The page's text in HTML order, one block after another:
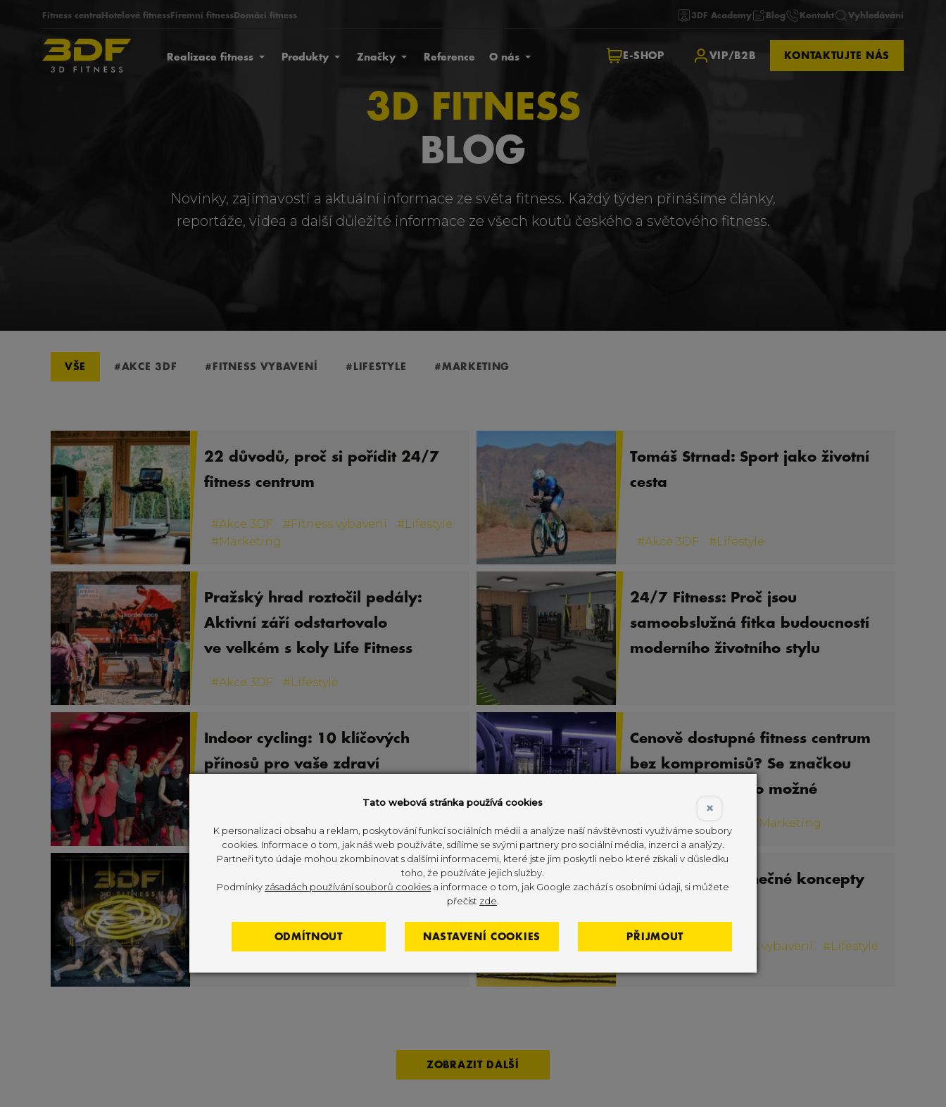
3DF Academy Blog Kontakt Vyhledávání
Fitness centra Hotelové fitness Firemní fitness Domácí fitness
Realizace fitness Produkty Značky Reference O nás KONTAKTUJTE NÁS
E-SHOP VIP/B2B
3D FITNESS
BLOG
Novinky, zajímavosti a aktuální informace ze světa fitness. Každý týden přinášíme články,
reportáže, videa a další důležité informace ze všech koutů českého a světového fitness.
VŠE #AKCE 3DF #FITNESS VYBAVENÍ #LIFESTYLE #MARKETING
22 důvodů, proč si pořídit 24/7
fitness centrum
#Akce 3DF #Fitness vybavení #Lifestyle
#Marketing
Tomáš Strnad: Sport jako životní
cesta
#Akce 3DF #Lifestyle
Pražský hrad roztočil pedály:
Aktivní září odstartovalo
ve velkém s koly Life Fitness
#Akce 3DF #Lifestyle
24/7 Fitness: Proč jsou
samoobslužná fitka budoucností
moderního životního stylu
Indoor cycling: 10 klíčových
přínosů pro vaše zdraví
Cenově dostupné fitness centrum
bez kompromisů? Se značkou
SPIRIT Fitness je to možné
#Marketing
Ti dva z 3DFA: Rozhovor s master
a Filipem Raptopulosem
PŘED & PO: Jedinečné koncepty
Fitness vybavení #Lifestyle
ZOBRAZIT DALŠÍ
×
Tato webová stránka používá cookies
K personalizaci obsahu a reklam, poskytování funkcí sociálních médií a analýze naší návštěvnosti využíváme soubory
cookies. Informace o tom, jak náš web používáte, sdílíme se svými partnery pro sociální média, inzerci a analýzy.
Partneři tyto údaje mohou zkombinovat s dalšími informacemi, které jste jim poskytli nebo které získali v důsledku
toho, že používáte jejich služby.
Podmínky zásadách používání souborů cookiesa informace o tom, jak Google zachází s osobními údaji, si můžete
přečíst zde
ODMÍTNOUT NASTAVENÍ COOKIES PŘIJMOUT